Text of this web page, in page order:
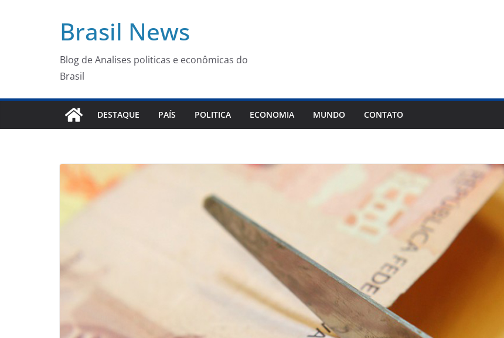
Brasil News
Blog de Analises politicas e econômicas do
Brasil
DESTAQUE PAÍS POLITICA ECONOMIA MUNDO CONTATO